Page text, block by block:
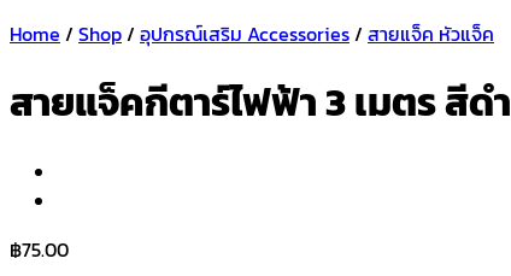
Home / Shop/ อุปกรณ์เสริม Accessories/ สายแจ็ค หัวแจ็ค
สายแจ็คกีตาร์ไฟฟ้า 3 เมตร สีดำ
฿75.00